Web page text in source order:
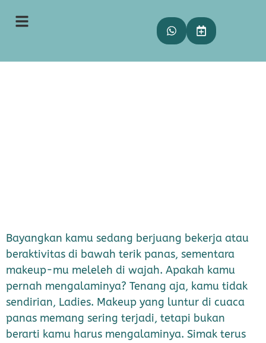
Tips Menghindari Makeup
Luntur saat Cuaca Panas
Bayangkan kamu sedang berjuang bekerja atau
beraktivitas di bawah terik panas, sementara
makeup-mu meleleh di wajah. Apakah kamu
pernah mengalaminya? Tenang aja, kamu tidak
sendirian, Ladies. Makeup yang luntur di cuaca
panas memang sering terjadi, tetapi bukan
berarti kamu harus mengalaminya. Simak terus